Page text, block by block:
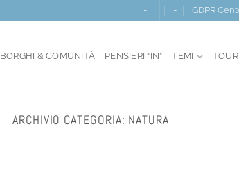
- - GDPR
BORGHI & COMUNITÀ PENSIERI “IN” TEMI TOUR
ARCHIVIO CATEGORIA: NATURA